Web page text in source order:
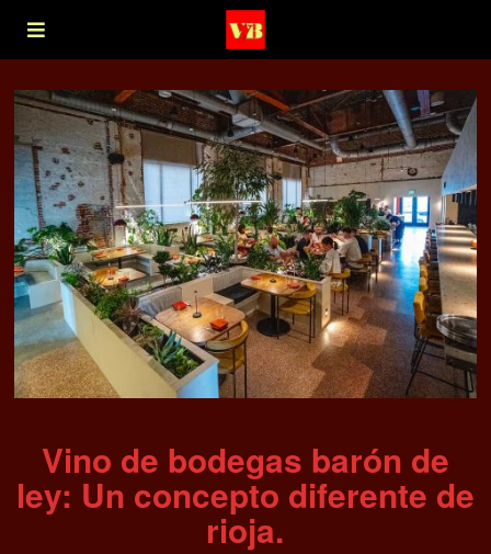
Vino de bodegas barón de
ley: Un concepto diferente de
rioja.